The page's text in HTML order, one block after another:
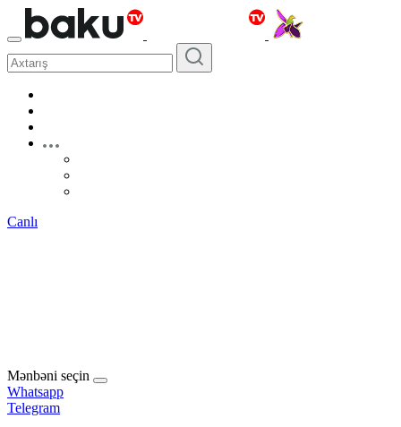
Canlı
Mənbəni seçin
Whatsapp
Telegram